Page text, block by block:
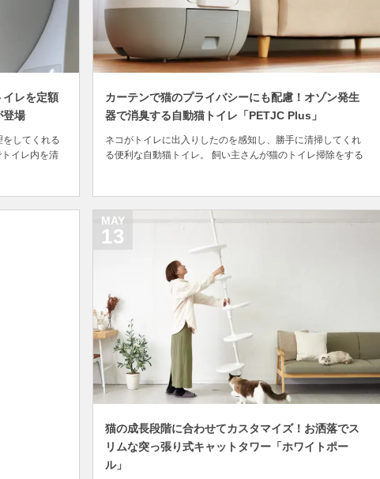
イレを定額
登場
してくれる
イレ内を清
と。 猫は繊細
カーテンで猫のプライバシーにも配慮！オゾン発生
器で消臭する自動猫トイレ「PETJC Plus」
ネコがトイレに出入りしたのを感知し、勝手に清掃してくれ
る便利な自動猫トイレ。 飼い主さんが猫のトイレ掃除をする
したり、トイレの使用履歴データを確認できたりと、多機能
化が進んでいる一方で、設定が面倒くさそうというイ...
猫の成長段階に合わせてカスタマイズ！お洒落でス
リムな突っ張り式キャットタワー「ホワイトポー
ル」
MAY
13